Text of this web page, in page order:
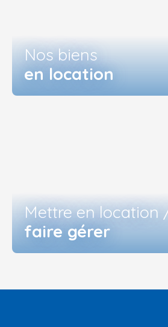
Nos biens
en location
Mettre en location
faire gérer